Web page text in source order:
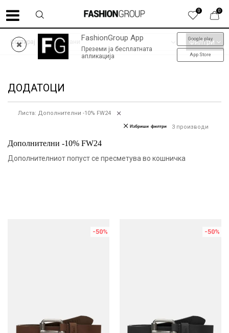
0
0
FashionGroup App
Преземи ја бесплатната
апликација
Google play
App Store
ФИНАЛНО НАМАЛУВАЊЕ до -60% | колекција пролет-лето '26
ДОДАТОЦИ
Сортирај Филтри
Листа: Дополнителни -10% FW24
3 производи
Избриши филтри
Дополнителни -10% FW24
Дополнителниот попуст се пресметува во кошничка
-50% -50%